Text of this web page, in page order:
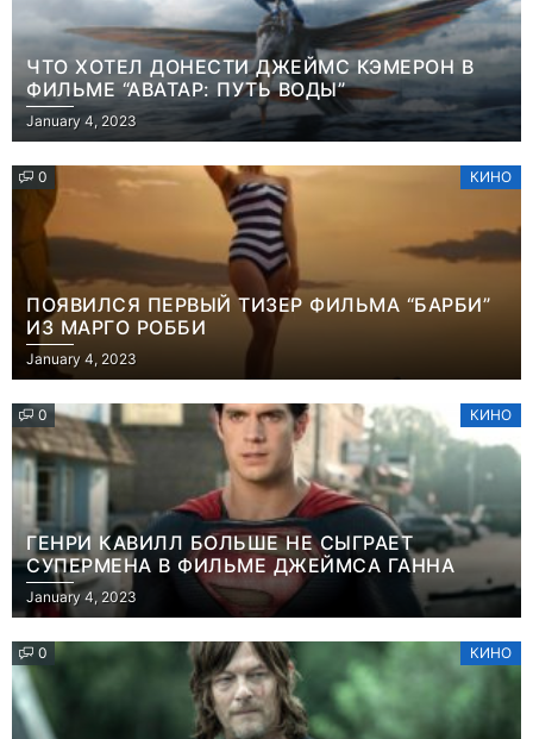
ЧТО ХОТЕЛ ДОНЕСТИ ДЖЕЙМС КЭМЕРОН В
ФИЛЬМЕ “АВАТАР: ПУТЬ ВОДЫ”
January 4, 2023
0 КИНО
ПОЯВИЛСЯ ПЕРВЫЙ ТИЗЕР ФИЛЬМА “БАРБИ”
ИЗ МАРГО РОББИ
January 4, 2023
0 КИНО
ГЕНРИ КАВИЛЛ БОЛЬШЕ НЕ СЫГРАЕТ
СУПЕРМЕНА В ФИЛЬМЕ ДЖЕЙМСА ГАННА
January 4, 2023
0 КИНО